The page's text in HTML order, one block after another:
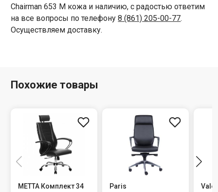
Chairman 653 M кожа и наличию, с радостью ответим
на все вопросы по телефону8 (861) 205-00-77.
Осуществляем доставку.
Похожие товары
МЕТТА Комплект 34
Paris